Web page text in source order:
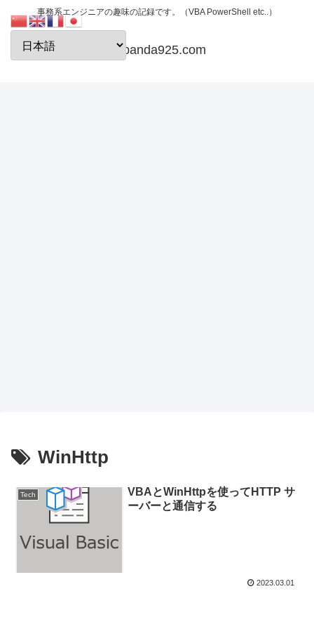
事務系エンジニアの趣味の記録です。（VBA PowerShell etc..）
papanda925.com
WinHttp
Tech
VBAとWinHttpを使ってHTTP サ
ーバーと通信する
2023.03.01